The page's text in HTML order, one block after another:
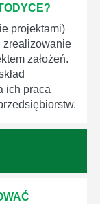
projektami)
zrealizowanie
założeń.
ich praca